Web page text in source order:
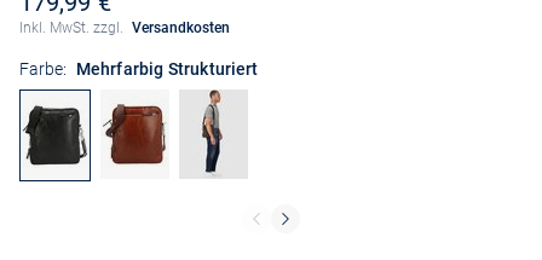
Inkl. MwSt. zzgl. Versandkosten
Farbe: Mehrfarbig Strukturiert